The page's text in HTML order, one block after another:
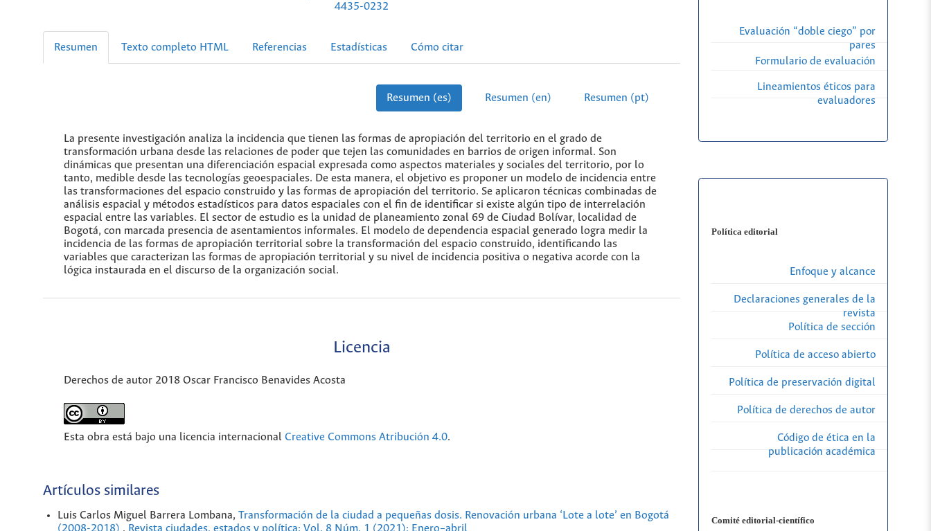
4435-0232
Resumen Texto completo HTML Referencias Estadísticas Cómo citar
Resumen (es) Resumen (en) Resumen (pt)
La presente investigación analiza la incidencia que tienen las formas de apropiación del territorio en el grado de
transformación urbana desde las relaciones de poder que tejen las comunidades en barrios de origen informal. Son
dinámicas que presentan una diferenciación espacial expresada como aspectos materiales y sociales del territorio, por lo
tanto, medible desde las tecnologías geoespaciales. De esta manera, el objetivo es proponer un modelo de incidencia entre
las transformaciones del espacio construido y las formas de apropiación del territorio. Se aplicaron técnicas combinadas de
análisis espacial y métodos estadísticos para datos espaciales con el fin de identificar si existe algún tipo de interrelación
espacial entre las variables. El sector de estudio es la unidad de planeamiento zonal 69 de Ciudad Bolívar, localidad de
Bogotá, con marcada presencia de asentamientos informales. El modelo de dependencia espacial generado logra medir la
incidencia de las formas de apropiación territorial sobre la transformación del espacio construido, identificando las
variables que caracterizan las formas de apropiación territorial y su nivel de incidencia positiva o negativa acorde con la
lógica instaurada en el discurso de la organización social.
Licencia
Derechos de autor 2018 Oscar Francisco Benavides Acosta
Esta obra está bajo una licencia internacional Creative Commons Atribución 4.0.
Artículos similares
Luis Carlos Miguel Barrera Lombana, Transformación de la ciudad a pequeñas dosis. Renovación urbana ‘Lote a lote’ en Bogotá
(2008-2018) , Revista ciudades, estados y política: Vol. 8 Núm. 1 (2021): Enero–abril
Evaluación “doble ciego” por
pares
Formulario de evaluación
Lineamientos éticos para
evaluadores
Política editorial
Enfoque y alcance
Declaraciones generales de la
revista
Política de sección
Política de acceso abierto
Política de preservación digital
Política de derechos de autor
Código de ética en la
publicación académica
Comité editorial-científico